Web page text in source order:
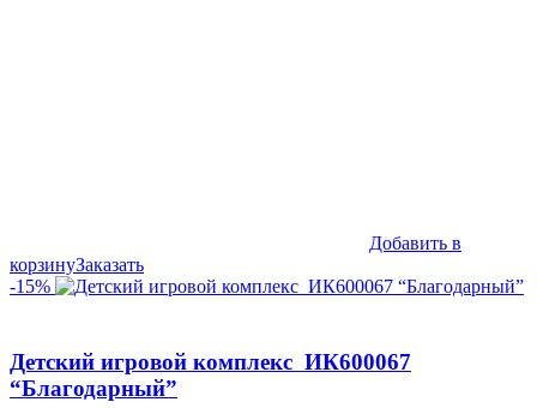
Добавить в
корзинуЗаказать
-15%
Детский игровой комплекс ИК600067
“Благодарный”